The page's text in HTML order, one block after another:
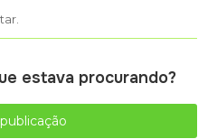
estava procurando?